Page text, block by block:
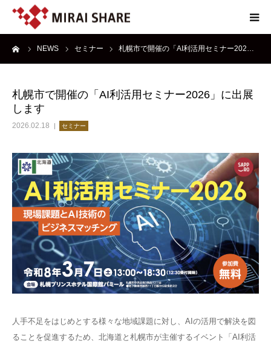
NEWS セミナー 札幌市で開催の「AI利活用セミナー202…
札幌市で開催の「AI利活用セミナー2026」に出展
します
2026.02.18 セミナー
人手不足をはじめとする様々な地域課題に対し、AIの活用で解決を図
ることを促進するため、北海道と札幌市が主催するイベント「AI利活
NEWS
SERVICE
REPORT
ABOUT